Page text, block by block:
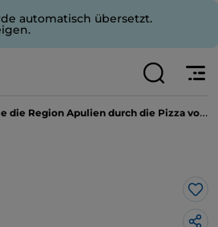
automatisch übersetzt.
Region Apulien durch die Pizza von Gino Sorbillo kennen